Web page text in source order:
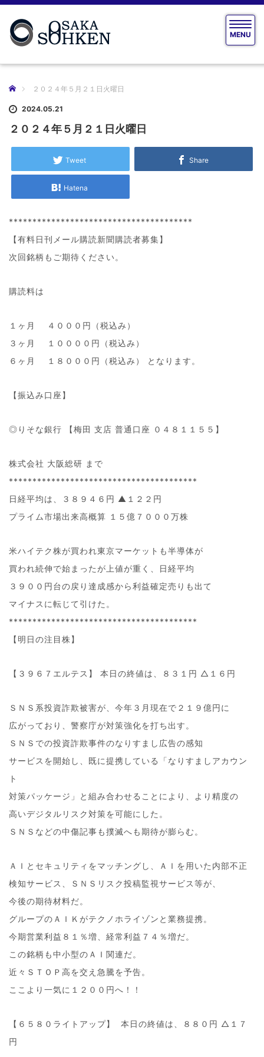
T
o
g
MENU
ホーム ２０２４年５月２１日火曜日
2024.05.21
２０２４年５月２１日火曜日
Tweet Share
Hatena
***************************************
【有料日刊メール購読新聞購読者募集】
次回銘柄もご期待ください。
購読料は
１ヶ月 ４０００円（税込み）
３ヶ月 １００００円（税込み）
６ヶ月 １８０００円（税込み） となります。
【振込み口座】
◎りそな銀行 【梅田 支店 普通口座 ０４８１１５５】
株式会社 大阪総研 まで
****************************************
日経平均は、３８９４６円 ▲１２２円
プライム市場出来高概算 １５億７０００万株
米ハイテク株が買われ東京マーケットも半導体が
買われ続伸で始まったが上値が重く、日経平均
３９００円台の戻り達成感から利益確定売りも出て
マイナスに転じて引けた。
****************************************
【明日の注目株】
【３９６７エルテス】 本日の終値は、８３１円 △１６円
ＳＮＳ系投資詐欺被害が、今年３月現在で２１９億円に
広がっており、警察庁が対策強化を打ち出す。
ＳＮＳでの投資詐欺事件のなりすまし広告の感知
サービスを開始し、既に提携している「なりすましアカウン
ト
対策パッケージ」と組み合わせることにより、より精度の
高いデジタルリスク対策を可能にした。
ＳＮＳなどの中傷記事も撲滅へも期待が膨らむ。
ＡＩとセキュリティをマッチングし、ＡＩを用いた内部不正
検知サービス、ＳＮＳリスク投稿監視サービス等が、
今後の期待材料だ。
グループのＡＩＫがテクノホライゾンと業務提携。
今期営業利益８１％増、経常利益７４％増だ。
この銘柄も中小型のＡＩ関連だ。
近々ＳＴＯＰ高を交え急騰を予告。
ここより一気に１２００円へ！！
【６５８０ライトアップ】 本日の終値は、８８０円 △１７
円